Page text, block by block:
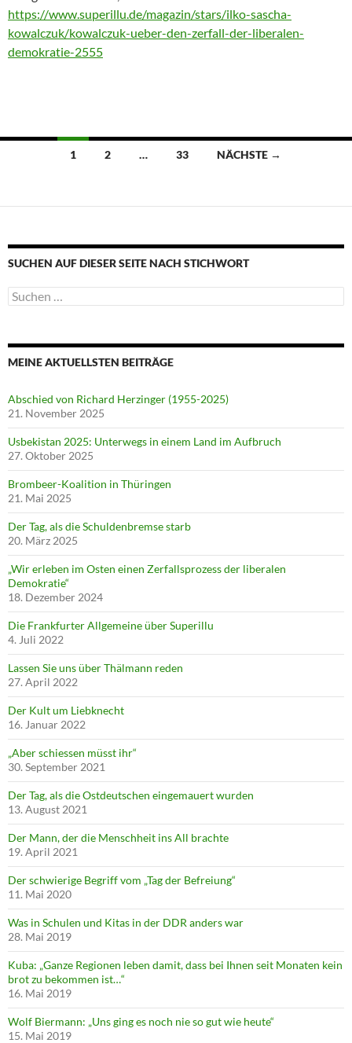
https://www.superillu.de/magazin/stars/ilko-sascha-
kowalczuk/kowalczuk-ueber-den-zerfall-der-liberalen-
demokratie-2555
Beitragsnavigation
1 2 … 33 NÄCHSTE →
SUCHEN AUF DIESER SEITE NACH STICHWORT
Suche
nach:
MEINE AKTUELLSTEN BEITRÄGE
Abschied von Richard Herzinger (1955-2025)
21. November 2025
Usbekistan 2025: Unterwegs in einem Land im Aufbruch
27. Oktober 2025
Brombeer-Koalition in Thüringen
21. Mai 2025
Der Tag, als die Schuldenbremse starb
20. März 2025
„Wir erleben im Osten einen Zerfallsprozess der liberalen
Demokratie“
18. Dezember 2024
Die Frankfurter Allgemeine über Superillu
4. Juli 2022
Lassen Sie uns über Thälmann reden
27. April 2022
Der Kult um Liebknecht
16. Januar 2022
„Aber schiessen müsst ihr“
30. September 2021
Der Tag, als die Ostdeutschen eingemauert wurden
13. August 2021
Der Mann, der die Menschheit ins All brachte
19. April 2021
Der schwierige Begriff vom „Tag der Befreiung“
11. Mai 2020
Was in Schulen und Kitas in der DDR anders war
28. Mai 2019
Kuba: „Ganze Regionen leben damit, dass bei Ihnen seit Monaten kein
brot zu bekommen ist…“
16. Mai 2019
Wolf Biermann: „Uns ging es noch nie so gut wie heute“
15. Mai 2019